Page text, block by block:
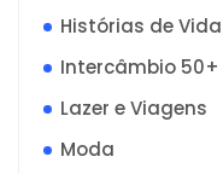
Histórias de Vida
Intercâmbio 50+
Lazer e Viagens
Moda